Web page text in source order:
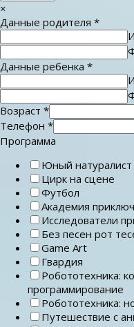
×
Данные родителя *
Данные ребенка *
Возраст *
Телефон *
Программа
Юный натуралист
Цирк на сцене
Футбол
Академия
Исследователи
Без песен рот
Game Art
Гвардия
Робототехника:
программирование
Робототехника:
Путешествие с